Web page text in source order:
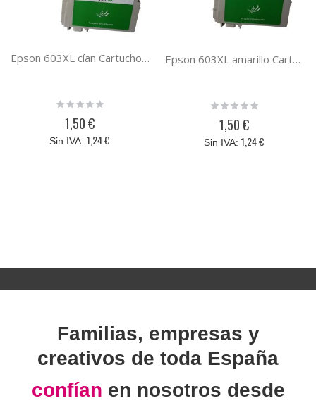
Epson 603XL cían Cartucho de tinta compatible C13T03A24010
Rating:
1,50 €
1,24 €
Epson 603XL amarillo Cartucho de tinta compatible C13T03A44010
Rating:
1,50 €
1,24 €
Familias, empresas y
creativos de toda España
confían en nosotros desde